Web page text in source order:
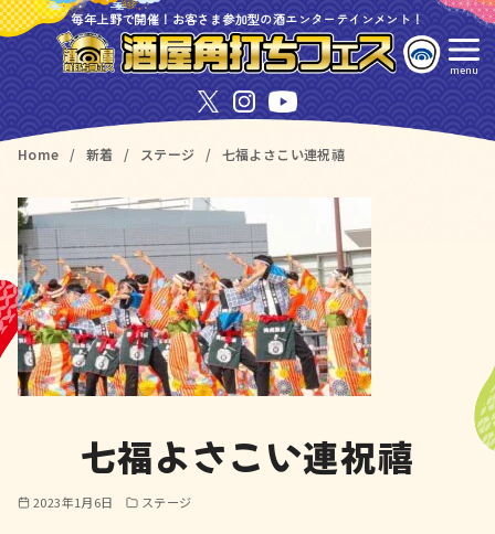
コ
ン
ツ
毎年上野で開催！お客さま参加型の酒エンターテインメント！
Home 新着 ステージ 七福よさこい連祝禧
七福よさこい連祝禧
2023年1月6日 ステージ